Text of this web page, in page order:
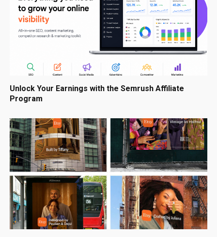
Unlock Your Earnings with the Semrush Affiliate
Program